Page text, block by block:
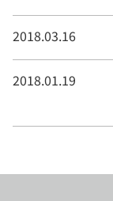
2018.03.16
2018.01.19